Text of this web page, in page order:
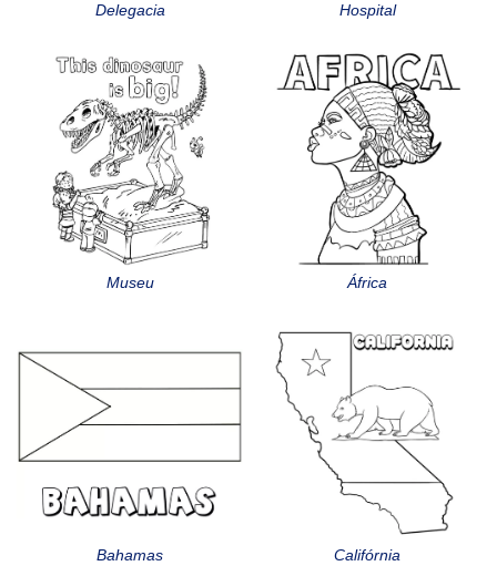
Delegacia Hospital
Museu África
Bahamas Califórnia